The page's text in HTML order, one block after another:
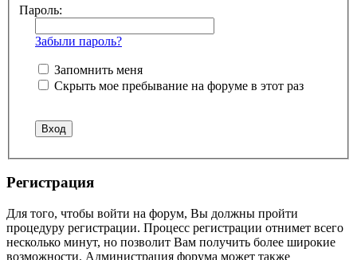
Пароль:
Забыли пароль?
Запомнить меня
Скрыть мое пребывание на форуме в этот раз
Регистрация
Для того, чтобы войти на форум, Вы должны пройти
процедуру регистрации. Процесс регистрации отнимет всего
несколько минут, но позволит Вам получить более широкие
возможности. Администрация форума может также